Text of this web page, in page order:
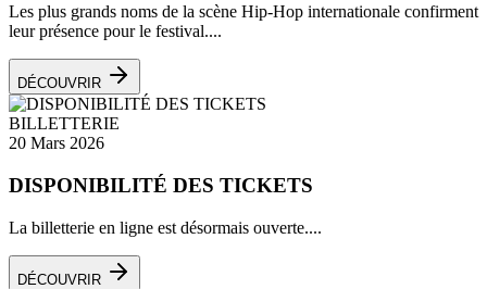
Les plus grands noms de la scène Hip-Hop internationale confirment
leur présence pour le festival....
DÉCOUVRIR
BILLETTERIE
20 Mars 2026
DISPONIBILITÉ DES TICKETS
La billetterie en ligne est désormais ouverte....
DÉCOUVRIR